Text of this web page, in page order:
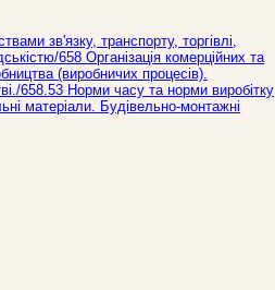
зв'язку, транспорту, торгівлі,
658 Організація комерційних та
(виробничих процесів).
658.53 Норми часу та норми виробітку
матеріали. Будівельно-монтажні